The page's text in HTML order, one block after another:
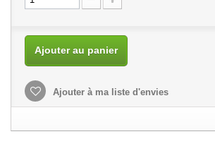
Ajouter au panier
Ajouter à ma liste d'envies